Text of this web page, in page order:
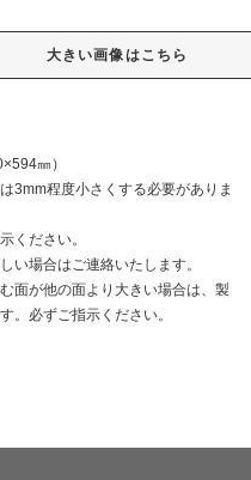
大きい画像はこちら
㎜）
3mm程度小さくする必要がありま
ください。
い場合はご連絡いたします。
面が他の面より大きい場合は、製
。必ずご指示ください。